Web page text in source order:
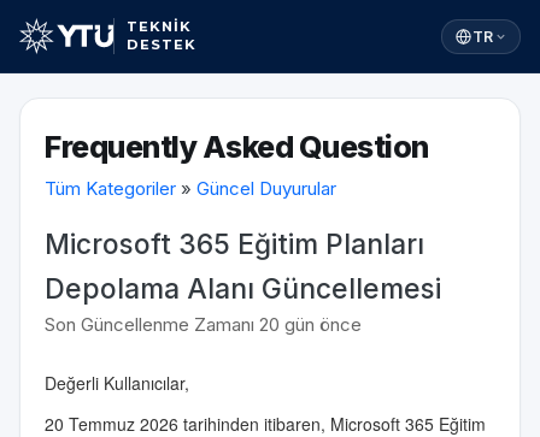
TEKNİK
DESTEK
TR
Frequently Asked Question
Tüm Kategoriler » Güncel Duyurular
Microsoft 365 Eğitim Planları
Depolama Alanı Güncellemesi
Son Güncellenme Zamanı 20 gün önce
Değerli Kullanıcılar,
20 Temmuz 2026 tarihinden itibaren, Microsoft 365 Eğitim